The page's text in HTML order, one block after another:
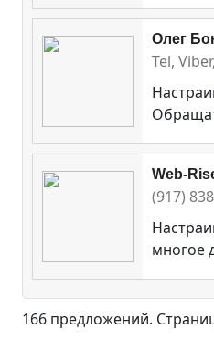
Олег
Tel,
Web-
(917)
многое
166 предложений.